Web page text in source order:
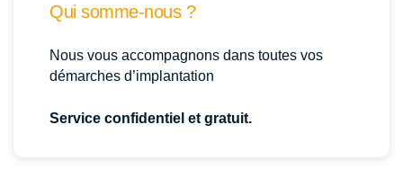
Qui somme-nous ?
Nous vous accompagnons dans toutes vos
démarches d’implantation
Service confidentiel et gratuit.